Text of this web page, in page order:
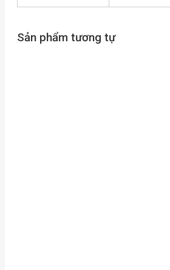
Sản phẩm tương tự